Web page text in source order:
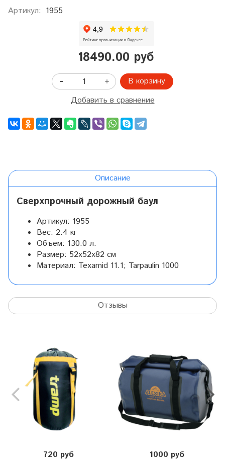
Артикул: 1955
18490.00 руб
В корзину
Добавить в сравнение
Описание
Сверхпрочный дорожный баул
Артикул: 1955
Вес: 2.4 кг
Объем: 130.0 л.
Размер: 52x52x82 см
Материал: Texamid 11.1; Tarpaulin 1000
Отзывы
720 руб
1000 руб